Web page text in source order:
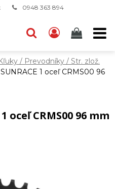
0948 363 894
/ Prevodníky / Str. zlož.
1 oceľ CRMS00 96
oceľ CRMS00 96 mm